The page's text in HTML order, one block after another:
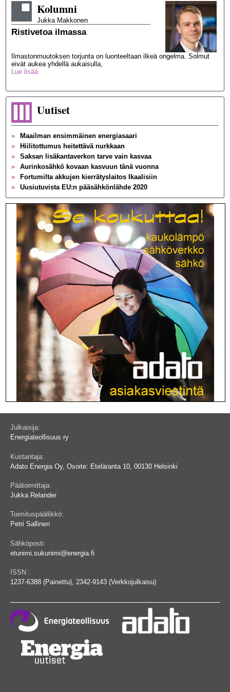
Kolumni
Jukka Makkonen
Ristivetoa ilmassa
Ilmastonmuutoksen torjunta on luonteeltaan ilkeä ongelma. Solmut
eivät aukea yhdellä aukaisulla,
Lue lisää
Uutiset
»
Maailman ensimmäinen energiasaari
»
Hiilitottumus heitettävä nurkkaan
»
Saksan lisäkantaverkon tarve vain kasvaa
»
Aurinkosähkö kovaan kasvuun tänä vuonna
»
Fortumilta akkujen kierrätyslaitos Ikaalisiin
»
Uusiutuvista EU:n pääsähkönlähde 2020
»
Brittien toinen siirtoyhteys Ranskaan valmis
Globaali sähkönkäyttö tuplaksi 2050 mennessä
Ydinvoima jakaa taas Ruotsia
Portugalissa hiili ulos sähköntuotannosta
Julkaisija:
Energiateollisuus ry
Kustantaja:
Adato Energia Oy, Osoite: Eteläranta 10, 00130 Helsinki
Päätoimittaja:
Jukka Relander
Toimituspäällikkö:
Petri Sallinen
Sähköposti:
etunimi.sukunimi@energia.fi
ISSN :
1237-6388 (Painettu), 2342-9143 (Verkkojulkaisu)